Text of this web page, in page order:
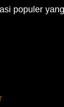
populer